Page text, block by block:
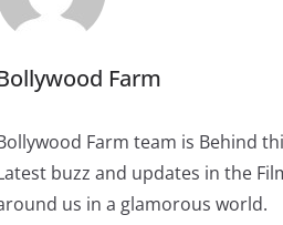
Farm
Farm team is Behind
buzz and updates in the
us in a glamorous world.